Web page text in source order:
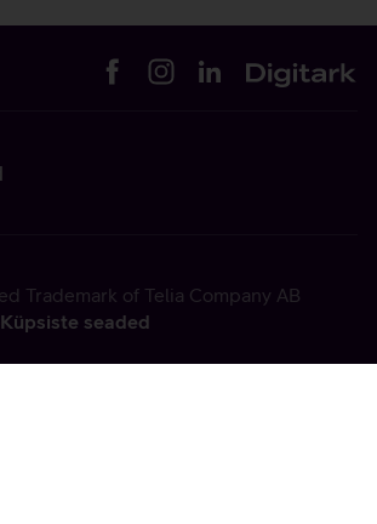
Trademark of Telia Company AB
Küpsiste seaded